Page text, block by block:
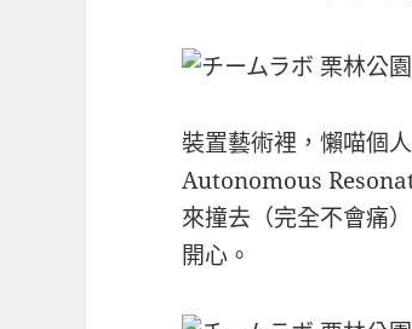
裝置藝術裡，懶喵個
Autonomous
來撞去（完全不會痛
開心。